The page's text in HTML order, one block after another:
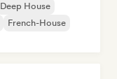
Deep House
French-House